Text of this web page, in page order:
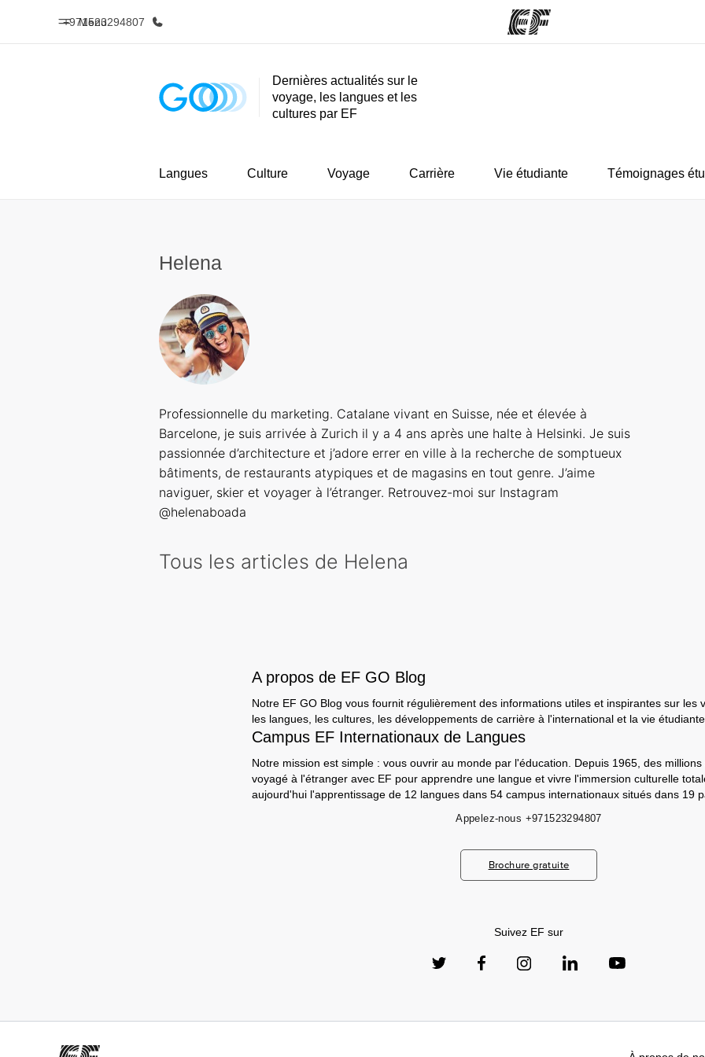
Menu
+971523294807
Accueil Programmes
Nos offres
Dernières actualités sur le
voyage, les langues et les
cultures par EF
Langues Culture Voyage Carrière Vie étudiante Témoignages
Helena
Professionnelle du marketing. Catalane vivant en Suisse, née et élevée à
Barcelone, je suis arrivée à Zurich il y a 4 ans après une halte à Helsinki. Je suis
passionnée d’architecture et j’adore errer en ville à la recherche de somptueux
bâtiments, de restaurants atypiques et de magasins en tout genre. J’aime
naviguer, skier et voyager à l’étranger. Retrouvez-moi sur Instagram
@helenaboada
Tous les articles de Helena
A propos de EF GO Blog
Notre EF GO Blog vous fournit régulièrement des informations utiles et inspirantes sur les
les langues, les cultures, les développements de carrière à l'international et la vie étudiante.
Campus EF Internationaux de Langues
Notre mission est simple : vous ouvrir au monde par l'éducation. Depuis 1965, des
voyagé à l'étranger avec EF pour apprendre une langue et vivre l'immersion culturelle
aujourd'hui l'apprentissage de 12 langues dans 54 campus internationaux situés dans 19
Appelez-nous +971523294807
Brochure gratuite
Suivez EF sur